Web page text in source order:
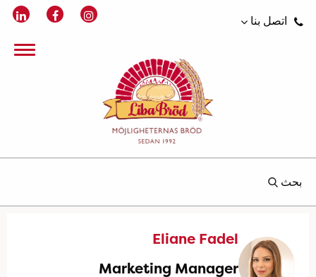
اتصل بنا
بحث
Eliane Fadel
Marketing Manager